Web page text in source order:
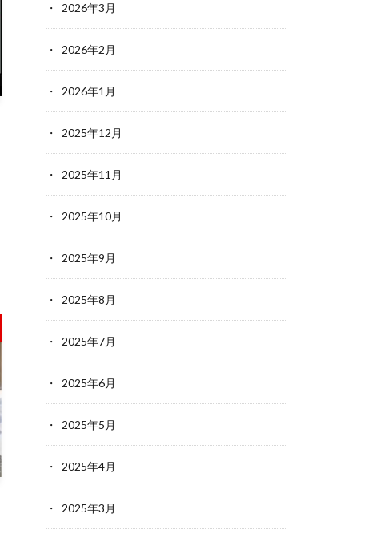
2026年3月
2026年2月
2026年1月
2025年12月
2025年11月
2025年10月
2025年9月
2025年8月
2025年7月
2025年6月
2025年5月
2025年4月
2025年3月